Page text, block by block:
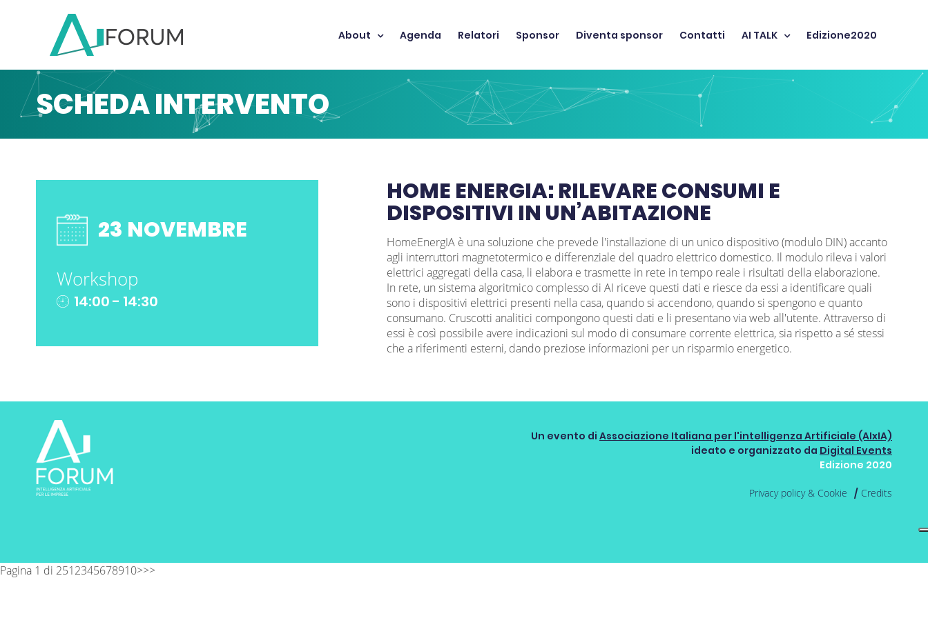
About Agenda Relatori Sponsor Diventa sponsor Contatti AI TALK Edizione2020
SCHEDA INTERVENTO
23 NOVEMBRE
Workshop
14:00 - 14:30
HOME ENERGIA: RILEVARE CONSUMI E
DISPOSITIVI IN UN’ABITAZIONE
HomeEnergIA è una soluzione che prevede l'installazione di un unico dispositivo (modulo DIN) accanto
agli interruttori magnetotermico e differenziale del quadro elettrico domestico. Il modulo rileva i valori
elettrici aggregati della casa, li elabora e trasmette in rete in tempo reale i risultati della elaborazione.
In rete, un sistema algoritmico complesso di AI riceve questi dati e riesce da essi a identificare quali
sono i dispositivi elettrici presenti nella casa, quando si accendono, quando si spengono e quanto
consumano. Cruscotti analitici compongono questi dati e li presentano via web all'utente. Attraverso di
essi è così possibile avere indicazioni sul modo di consumare corrente elettrica, sia rispetto a sé stessi
che a riferimenti esterni, dando preziose informazioni per un risparmio energetico.
Un evento di Associazione Italiana per l'intelligenza Artificiale (AIxIA)
ideato e organizzato da Digital Events
Edizione 2020
Privacy policy & Cookie Credits
Pagina 1 di 2512345678910>>>